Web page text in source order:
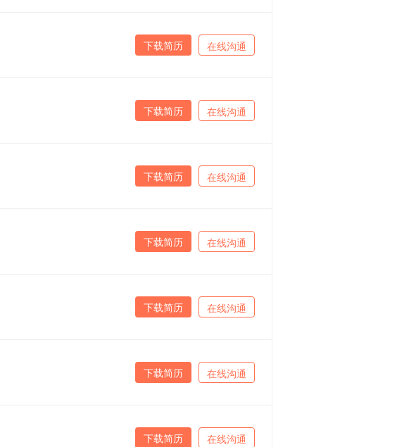
在线沟通
下载简历
在线沟通
下载简历
在线沟通
下载简历
在线沟通
下载简历
在线沟通
下载简历
在线沟通
下载简历
在线沟通
下载简历